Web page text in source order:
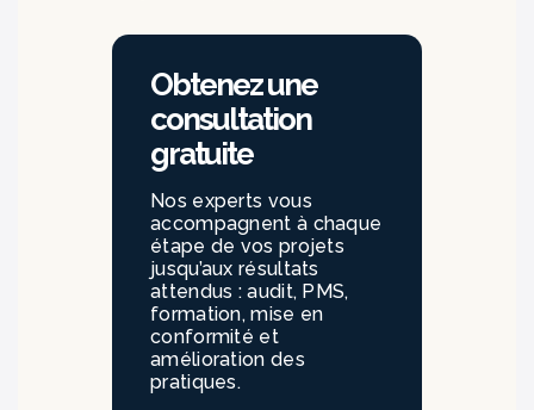
Obtenez une
consultation
gratuite
Nos experts vous
accompagnent à chaque
étape de vos projets
jusqu’aux résultats
attendus : audit, PMS,
formation, mise en
conformité et
amélioration des
pratiques.